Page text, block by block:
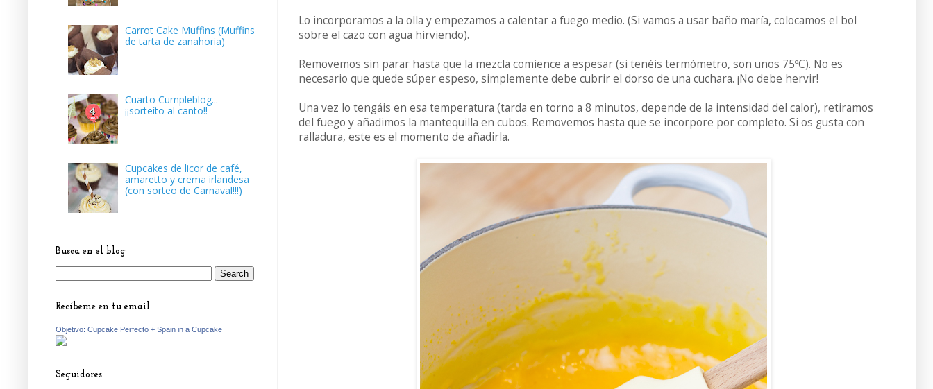
Lo incorporamos a la olla y empezamos a calentar a fuego medio. (Si vamos a usar baño maría, colocamos el bol
sobre el cazo con agua hirviendo).
Removemos sin parar hasta que la mezcla comience a espesar (si tenéis termómetro, son unos 75ºC). No es
necesario que quede súper espeso, simplemente debe cubrir el dorso de una cuchara. ¡No debe hervir!
Una vez lo tengáis en esa temperatura (tarda en torno a 8 minutos, depende de la intensidad del calor), retiramos
del fuego y añadimos la mantequilla en cubos. Removemos hasta que se incorpore por completo. Si os gusta con
ralladura, este es el momento de añadirla.
Carrot Cake Muffins (Muffins
de tarta de zanahoria)
Cuarto Cumpleblog...
¡¡sorteíto al canto!!
Cupcakes de licor de café,
amaretto y crema irlandesa
(con sorteo de Carnaval!!!)
Busca en el blog
Recíbeme en tu email
Objetivo: Cupcake Perfecto + Spain in a Cupcake
Seguidores